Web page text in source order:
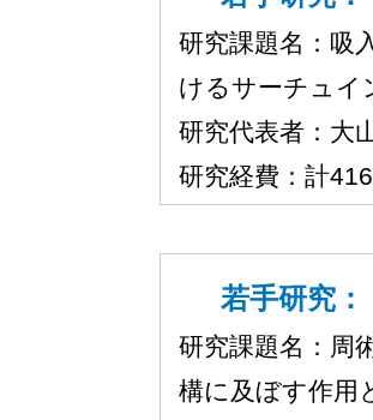
研究課題名：吸
けるサーチュイ
研究代表者：大
研究経費：計
若手研究：
研究課題名：周
構に及ぼす作用